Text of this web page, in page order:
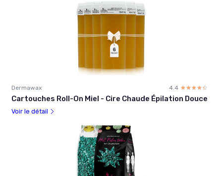
Dermawax 4.4 ☆☆☆☆☆
★★★★★
Cartouches Roll-On Miel - Cire Chaude Épilation Douce
Voir le détail